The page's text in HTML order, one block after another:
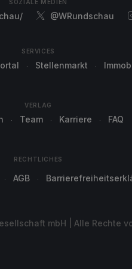
SOZIALE MEDIEN
@WRundschau
SERVICES
Stellenmarkt
VERLAG
Team Karriere FAQ
RECHTLICHES
AGB
mbH | Alle Rechte